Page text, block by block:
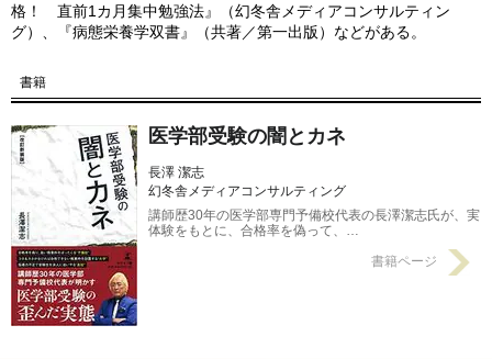
格！ 直前1カ月集中勉強法』（幻冬舎メディアコンサルティン
グ）、『病態栄養学双書』（共著／第一出版）などがある。
書籍
医学部受験の闇とカネ
長澤 潔志
幻冬舎メディアコンサルティング
講師歴30年の医学部専門予備校代表の長澤潔志氏が、実
体験をもとに、合格率を偽って、…
書籍ページ